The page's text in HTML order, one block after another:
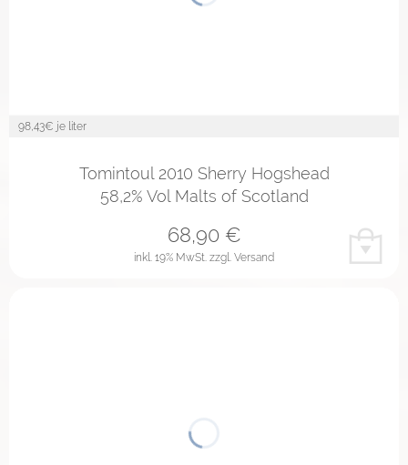
98,43€ je liter
Tomintoul 2010 Sherry Hogshead
58,2% Vol Malts of Scotland
inkl. 19% MwSt. zzgl. Versand
68,90€